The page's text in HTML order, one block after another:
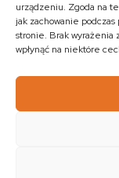
urządzeniu. Zgoda na
jak zachowanie
stronie. Brak wyrażenia
wpłynąć na niektóre
Parawany kolonialne
Stojaki na CD